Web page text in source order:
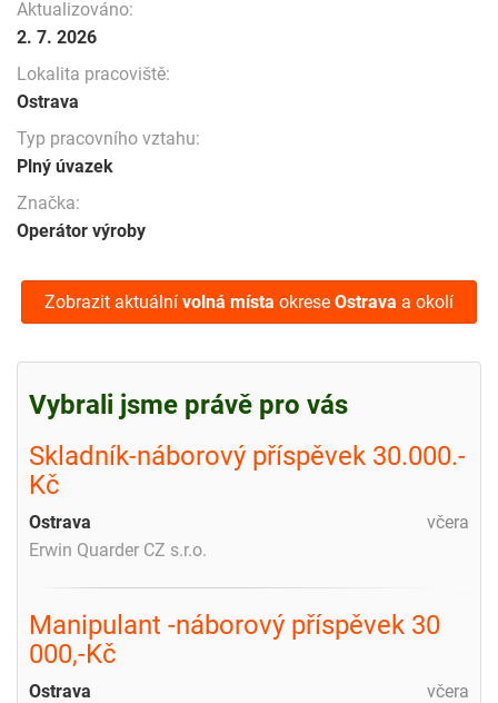
Aktualizováno:
2. 7. 2026
Lokalita pracoviště:
Ostrava
Typ pracovního vztahu:
Plný úvazek
Značka:
Operátor výroby
Zobrazit aktuální volná místa okrese Ostrava a okolí
Vybrali jsme právě pro vás
Skladník-náborový příspěvek 30.000.-
Kč
včera
Ostrava
Erwin Quarder CZ s.r.o.
Manipulant -náborový příspěvek 30
000,-Kč
včera
Ostrava